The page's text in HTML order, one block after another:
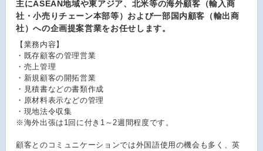
主にASEAN地域や東アジア、北米等の海外顧客（輸入商
社・小売りチェーン本部等）および一部国内顧客（輸出商
社）への企画提案営業をお任せします。
【業務内容】
・既存顧客の管理営業
・売上管理
・新規顧客の開拓営業
・見積書などの書類作成
・原材料表示などの管理
・現地法令収集
※海外出張は1回に付き1～2週間程度です。
顧客とのコミュニケーションでは外国語使用の機会も多く、英